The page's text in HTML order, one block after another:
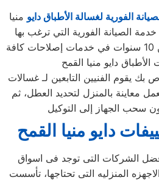
الفورية لغسالة الأطباق دايو منيا
كما إننا نمتلك خبرة أكثر من 10 سنوات في خدمات إصلاحات كافة
بك يقوم الفنيين التابعين لـ غسالات
معاينة بالمنزل لتحديد العطل، ثم
سحب الجهاز إلى التوكيل
دايو منيا القمح
افضل الشركات التى توجد فى اسواق
المنزليه التى تحتاجها، تأسست